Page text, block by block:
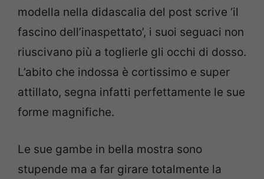
modella nella didascalia del post scrive ‘il
fascino dell’inaspettato’, i suoi seguaci non
riuscivano più a toglierle gli occhi di dosso.
L’abito che indossa è cortissimo e super
attillato, segna infatti perfettamente le sue
forme magnifiche.
Le sue gambe in bella mostra sono
stupende ma a far girare totalmente la